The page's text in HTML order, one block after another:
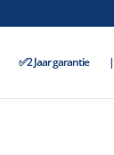
✅2 Jaar garantie |